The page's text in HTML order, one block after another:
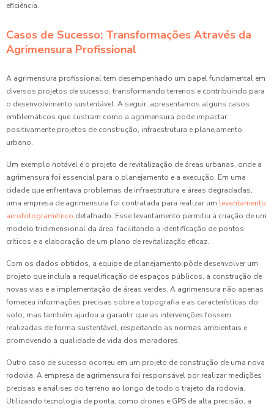
eficiência.
Casos de Sucesso: Transformações Através da
Agrimensura Profissional
A agrimensura profissional tem desempenhado um papel fundamental em
diversos projetos de sucesso, transformando terrenos e contribuindo para
o desenvolvimento sustentável. A seguir, apresentamos alguns casos
emblemáticos que ilustram como a agrimensura pode impactar
positivamente projetos de construção, infraestrutura e planejamento
urbano.
Um exemplo notável é o projeto de revitalização de áreas urbanas, onde a
agrimensura foi essencial para o planejamento e a execução. Em uma
cidade que enfrentava problemas de infraestrutura e áreas degradadas,
uma empresa de agrimensura foi contratada para realizar um levantamento
aerofotogramétrico detalhado. Esse levantamento permitiu a criação de um
modelo tridimensional da área, facilitando a identificação de pontos
críticos e a elaboração de um plano de revitalização eficaz.
Com os dados obtidos, a equipe de planejamento pôde desenvolver um
projeto que incluía a requalificação de espaços públicos, a construção de
novas vias e a implementação de áreas verdes. A agrimensura não apenas
forneceu informações precisas sobre a topografia e as características do
solo, mas também ajudou a garantir que as intervenções fossem
realizadas de forma sustentável, respeitando as normas ambientais e
promovendo a qualidade de vida dos moradores.
Outro caso de sucesso ocorreu em um projeto de construção de uma nova
rodovia. A empresa de agrimensura foi responsável por realizar medições
precisas e análises do terreno ao longo de todo o trajeto da rodovia.
Utilizando tecnologia de ponta, como drones e GPS de alta precisão, a